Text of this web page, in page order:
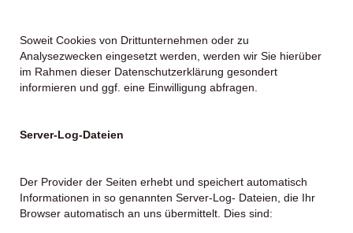
Soweit Cookies von Drittunternehmen oder zu
Analysezwecken eingesetzt werden, werden wir Sie hierüber
im Rahmen dieser Datenschutzerklärung gesondert
informieren und ggf. eine Einwilligung abfragen.
Server-Log-Dateien
Der Provider der Seiten erhebt und speichert automatisch
Informationen in so genannten Server-Log- Dateien, die Ihr
Browser automatisch an uns übermittelt. Dies sind: